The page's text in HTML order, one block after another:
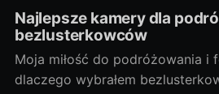
Najlepsze kamery dla
bezlusterkowców
Moja miłość do podróżowania i
dlaczego wybrałem